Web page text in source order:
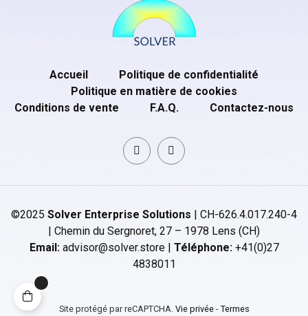
Accueil
Politique de confidentialité
Politique en matière de cookies
Conditions de vente
F.A.Q. Contactez-nous
©2025 Solver Enterprise Solutions | CH-626.4.017.240-4
| Chemin du Sergnoret, 27 – 1978 Lens (CH)
Email:advisor@solver.store | Téléphone:+41(0)27
4838011
Site protégé par reCAPTCHA. Vie privée- Termes